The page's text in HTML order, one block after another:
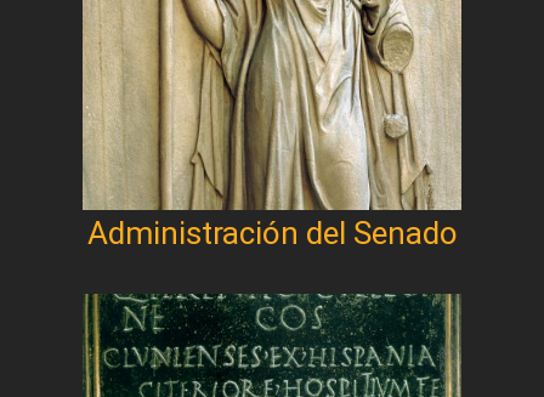
Administración del Senado